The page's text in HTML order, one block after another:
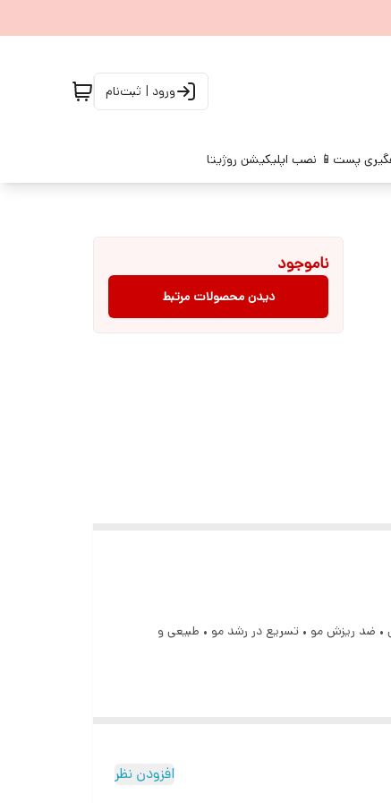
ورود | ثبت‌نام
پست 📱 نصب اپلیکیشن روژیتا
ناموجود
دیدن محصولات مرتبط
از طاسی • ضد ریزش مو • تسریع در رشد مو • طبیعی و
افزودن نظر